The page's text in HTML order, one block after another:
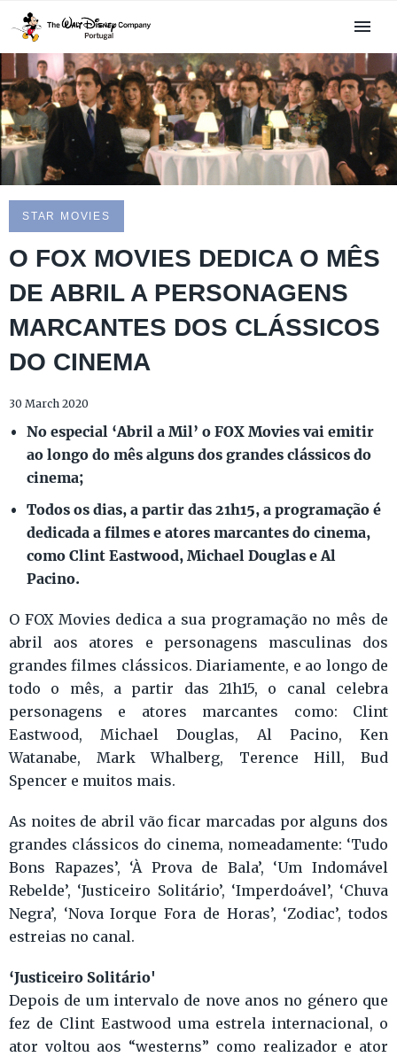
STAR MOVIES
O FOX MOVIES DEDICA O MÊS
DE ABRIL A PERSONAGENS
MARCANTES DOS CLÁSSICOS
DO CINEMA
30 March 2020
No especial ‘Abril a Mil’ o FOX Movies vai emitir
ao longo do mês alguns dos grandes clássicos do
cinema;
Todos os dias, a partir das 21h15, a programação é
dedicada a filmes e atores marcantes do cinema,
como Clint Eastwood, Michael Douglas e Al
Pacino.
O FOX Movies dedica a sua programação no mês de
abril aos atores e personagens masculinas dos
grandes filmes clássicos. Diariamente, e ao longo de
todo o mês, a partir das 21h15, o canal celebra
personagens e atores marcantes como: Clint
Eastwood, Michael Douglas, Al Pacino, Ken
Watanabe, Mark Whalberg, Terence Hill, Bud
Spencer e muitos mais.
As noites de abril vão ficar marcadas por alguns dos
grandes clássicos do cinema, nomeadamente: ‘Tudo
Bons Rapazes’, ‘À Prova de Bala’, ‘Um Indomável
Rebelde’, ‘Justiceiro Solitário’, ‘Imperdoável’, ‘Chuva
Negra’, ‘Nova Iorque Fora de Horas’, ‘Zodiac’, todos
estreias no canal.
‘Justiceiro Solitário'
Depois de um intervalo de nove anos no género que
fez de Clint Eastwood uma estrela internacional, o
ator voltou aos “westerns” como realizador e ator